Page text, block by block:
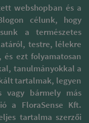
webshopban és a
célunk, hogy
a természetes
testre, lélekre
és ezt folyamatosan
tanulmányokkal a
tartalmak, legyen
vagy bármely más
a FloraSense Kft.
tartalma szerzői